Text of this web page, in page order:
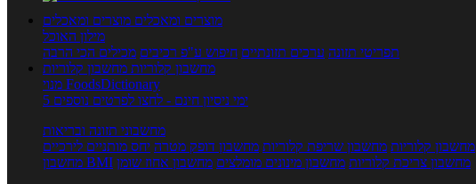
מוצרים ומאכלים מוצרים ומאכלים
מילון האוכל
תפריטי תזונה ערכים תזונתיים חיפוש ע"פ רכיבים מכילים הכי הרבה
מחשבון קלוריות מחשבון קלוריות
מנוי FoodsDictionary
5 ימי ניסיון חינם - לחצו לפרטים נוספים
מחשבוני תזונה ובריאות
מחשבון קלוריות מחשבון שריפת קלוריות מחשבון דופק מטרה יחס מותניים לירכיים
מחשבון BMI
מחשבון צריכת קלוריות מחשבון מינונים מומלצים מחשבון אחוז שומן